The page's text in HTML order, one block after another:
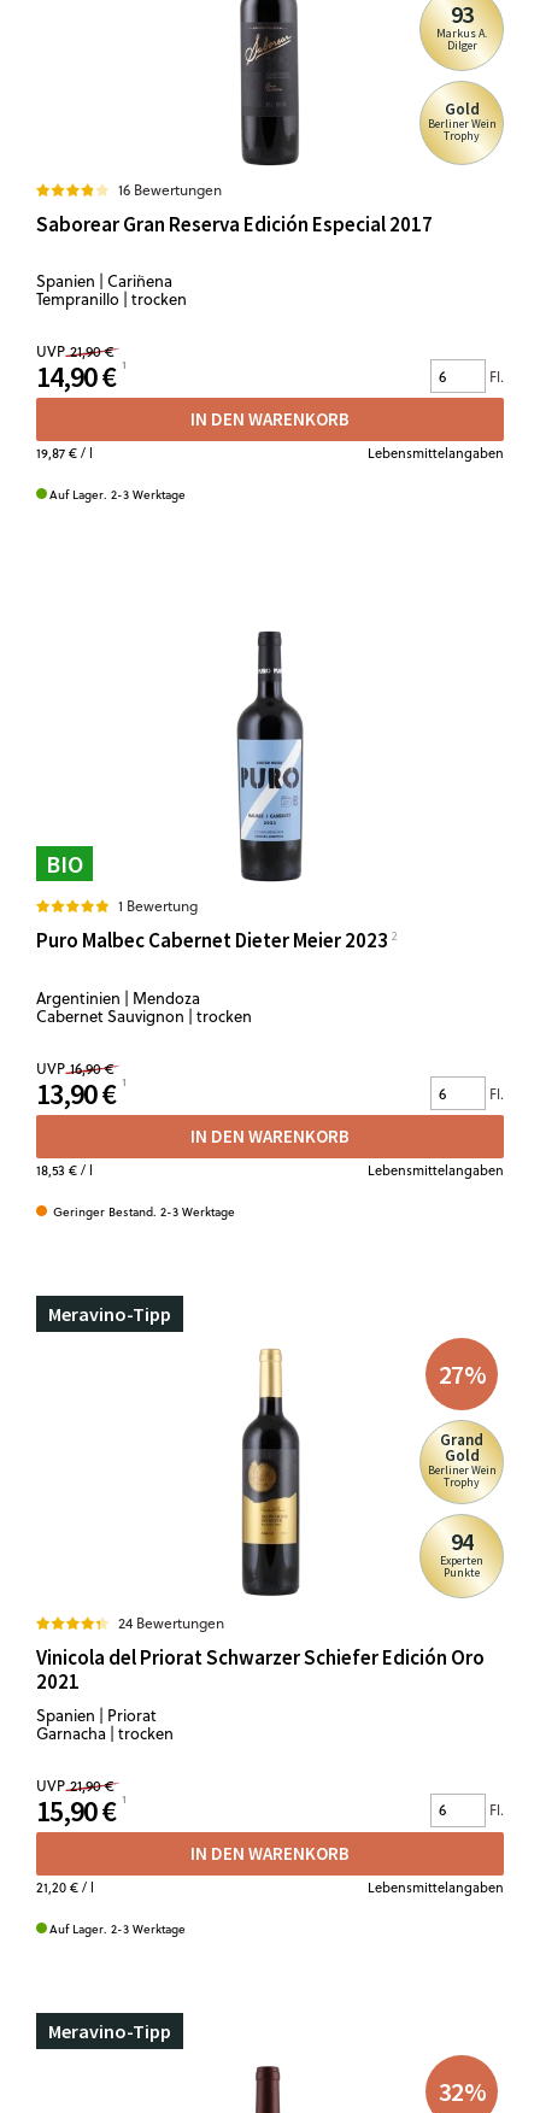
93
Markus A.
Dilger
Gold
Berliner Wein
Trophy
16 Bewertungen
Saborear Gran Reserva Edición Especial 2017
Spanien | Cariñena
Tempranillo | trocken
UVP 21,90 €
14,90 € Fl.
IN DEN WARENKORB
19,87 €/ l Lebensmittelangaben
Auf Lager. 2-3 Werktage
BIO
1 Bewertung
Puro Malbec Cabernet Dieter Meier 2023
Argentinien | Mendoza
Cabernet Sauvignon | trocken
UVP 16,90 €
13,90 € Fl.
IN DEN WARENKORB
18,53 €/ l Lebensmittelangaben
Geringer Bestand. 2-3 Werktage
Meravino-Tipp
27%
Grand
Gold
Berliner Wein
Trophy
94
Experten
Punkte
24 Bewertungen
Vinicola del Priorat Schwarzer Schiefer Edición Oro
2021
Spanien | Priorat
Garnacha | trocken
UVP 21,90 €
15,90 € Fl.
IN DEN WARENKORB
21,20 €/ l Lebensmittelangaben
Auf Lager. 2-3 Werktage
Meravino-Tipp
32%